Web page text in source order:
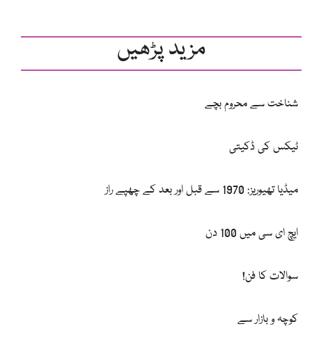
مزید پڑھیں
شناخت سے محروم بچے
ٹیکس کی ڈکیتی
میڈیا تھیوریز: 1970 سے قبل اور بعد کے چھپے راز
سوالات کا فن!
کوچہ و بازار سے